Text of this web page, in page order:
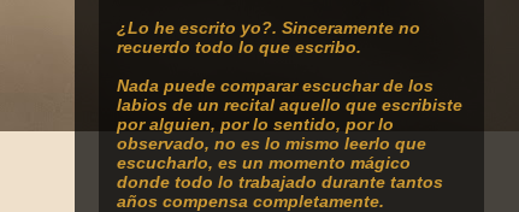
¿Lo he escrito yo?. Sinceramente no
recuerdo todo lo que escribo.
Nada puede comparar escuchar de los
labios de un recital aquello que escribiste
por alguien, por lo sentido, por lo
observado, no es lo mismo leerlo que
escucharlo, es un momento mágico
donde todo lo trabajado durante tantos
años compensa completamente.